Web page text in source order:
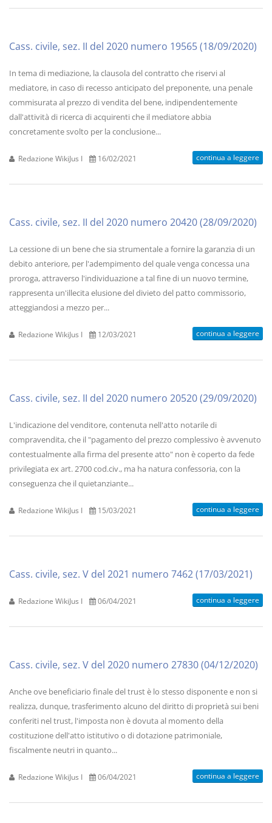
Cass. civile, sez. II del 2020 numero 19565 (18/09/2020)
In tema di mediazione, la clausola del contratto che riservi al
mediatore, in caso di recesso anticipato del preponente, una penale
commisurata al prezzo di vendita del bene, indipendentemente
dall'attività di ricerca di acquirenti che il mediatore abbia
concretamente svolto per la conclusione...
Redazione WikiJus I 16/02/2021 continua a leggere
Cass. civile, sez. II del 2020 numero 20420 (28/09/2020)
La cessione di un bene che sia strumentale a fornire la garanzia di un
debito anteriore, per l'adempimento del quale venga concessa una
proroga, attraverso l'individuazione a tal fine di un nuovo termine,
rappresenta un'illecita elusione del divieto del patto commissorio,
atteggiandosi a mezzo per...
Redazione WikiJus I 12/03/2021 continua a leggere
Cass. civile, sez. II del 2020 numero 20520 (29/09/2020)
L'indicazione del venditore, contenuta nell'atto notarile di
compravendita, che il "pagamento del prezzo complessivo è avvenuto
contestualmente alla firma del presente atto" non è coperto da fede
privilegiata ex art. 2700 cod.civ., ma ha natura confessoria, con la
conseguenza che il quietanziante...
Redazione WikiJus I 15/03/2021 continua a leggere
Cass. civile, sez. V del 2021 numero 7462 (17/03/2021)
Redazione WikiJus I 06/04/2021 continua a leggere
Cass. civile, sez. V del 2020 numero 27830 (04/12/2020)
Anche ove beneficiario finale del trust è lo stesso disponente e non si
realizza, dunque, trasferimento alcuno del diritto di proprietà sui beni
conferiti nel trust, l'imposta non è dovuta al momento della
costituzione dell'atto istitutivo o di dotazione patrimoniale,
fiscalmente neutri in quanto...
Redazione WikiJus I 06/04/2021 continua a leggere